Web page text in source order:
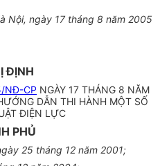
Nội, ngày 17 tháng 8 năm 2005
ĐỊNH
NĐ-CP NGÀY 17 THÁNG 8 NĂM
DẪN THI HÀNH MỘT SỐ
ĐIỆN LỰC
PHỦ
25 tháng 12 năm 2001;